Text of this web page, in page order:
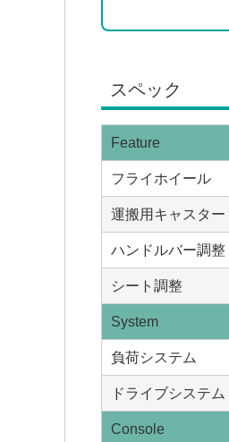
スペック
Feature
フライホイール
運搬用キャスター
ハンドルバー調整
シート調整
System
負荷システム
ドライブシステム
Console